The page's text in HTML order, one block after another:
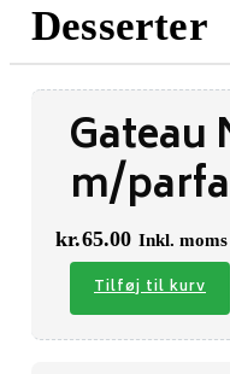
Desserter
Gateau
m/
kr.65.00 Inkl. moms
Tilføj til kurv